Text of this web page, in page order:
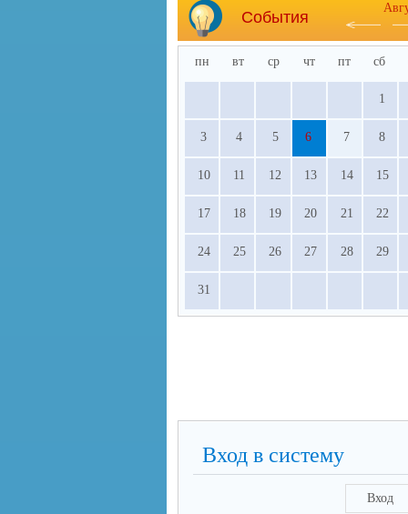
События
пн вт ср чт пт сб
1
3 4 5 6 7 8
10 11 12 13 14 15
17 18 19 20 21 22
24 25 26 27 28 29
31
Вход в систему
Вход